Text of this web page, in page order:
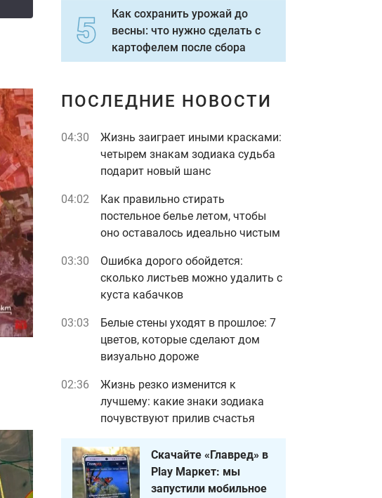
Как сохранить урожай до
весны: что нужно сделать с
картофелем после сбора
ПОСЛЕДНИЕ НОВОСТИ
04:30
Жизнь заиграет иными красками:
четырем знакам зодиака судьба
подарит новый шанс
04:02
Как правильно стирать
постельное белье летом, чтобы
оно оставалось идеально чистым
03:30
Ошибка дорого обойдется:
сколько листьев можно удалить с
куста кабачков
03:03
Белые стены уходят в прошлое: 7
цветов, которые сделают дом
визуально дороже
02:36
Жизнь резко изменится к
лучшему: какие знаки зодиака
почувствуют прилив счастья
Скачайте «Главред» в
Play Маркет: мы
запустили мобильное